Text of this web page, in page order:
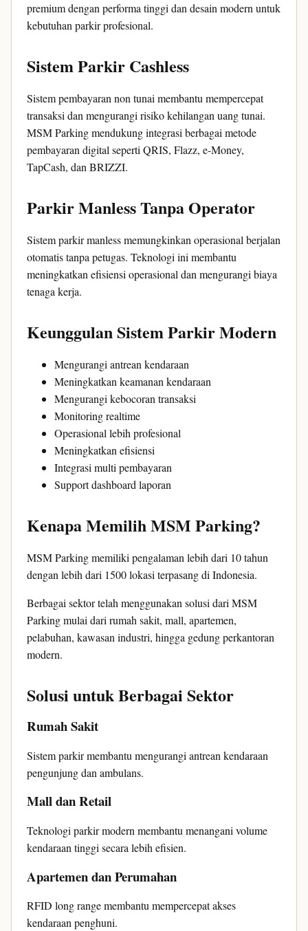
premium dengan performa tinggi dan desain modern untuk
kebutuhan parkir profesional.
Sistem Parkir Cashless
Sistem pembayaran non tunai membantu mempercepat
transaksi dan mengurangi risiko kehilangan uang tunai.
MSM Parking mendukung integrasi berbagai metode
pembayaran digital seperti QRIS, Flazz, e-Money,
TapCash, dan BRIZZI.
Parkir Manless Tanpa Operator
Sistem parkir manless memungkinkan operasional berjalan
otomatis tanpa petugas. Teknologi ini membantu
meningkatkan efisiensi operasional dan mengurangi biaya
tenaga kerja.
Keunggulan Sistem Parkir Modern
Mengurangi antrean kendaraan
Meningkatkan keamanan kendaraan
Mengurangi kebocoran transaksi
Monitoring realtime
Operasional lebih profesional
Meningkatkan efisiensi
Integrasi multi pembayaran
Support dashboard laporan
Kenapa Memilih MSM Parking?
MSM Parking memiliki pengalaman lebih dari 10 tahun
dengan lebih dari 1500 lokasi terpasang di Indonesia.
Berbagai sektor telah menggunakan solusi dari MSM
Parking mulai dari rumah sakit, mall, apartemen,
pelabuhan, kawasan industri, hingga gedung perkantoran
modern.
Solusi untuk Berbagai Sektor
Rumah Sakit
Sistem parkir membantu mengurangi antrean kendaraan
pengunjung dan ambulans.
Mall dan Retail
Teknologi parkir modern membantu menangani volume
kendaraan tinggi secara lebih efisien.
Apartemen dan Perumahan
RFID long range membantu mempercepat akses
kendaraan penghuni.